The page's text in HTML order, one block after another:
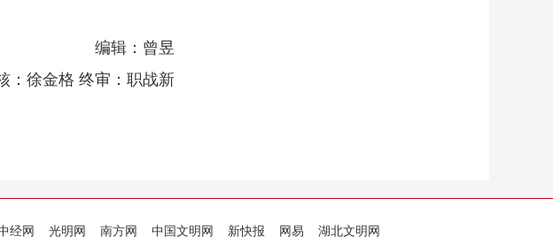
编辑：曾昱
：徐金格 终审：职战新
经网 光明网 南方网 中国文明网 新快报 网易 湖北文明网